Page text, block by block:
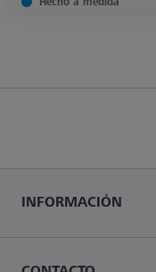
INFORMACIÓN